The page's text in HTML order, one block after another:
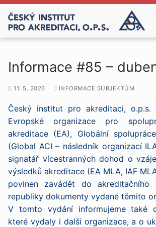
Přeskočit
na
obsah
Informace #85 –
11. 5. 2026 INFORMACE SUBJEKTŮM
Český institut pro akreditaci, o.p.s.
Evropské organizace pro
akreditace (EA), Globální
(Global ACI – následník organizací
signatář vícestranných dohod o
výsledků akreditace (EA MLA, IAF
povinen zavádět do akreditačního
republiky dokumenty vydané těmito
V tomto vydání informujeme také
které vydaly i další organizace, a o